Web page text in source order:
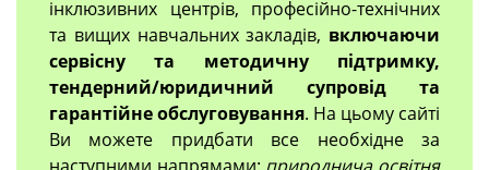
інклюзивних центрів, професійно-технічних
та вищих навчальних закладів, включаючи
сервісну та методичну підтримку,
тендерний/юридичний супровід та
гарантійне обслуговування. На цьому сайті
Ви можете придбати все необхідне за
наступними напрямами: природнича освітня